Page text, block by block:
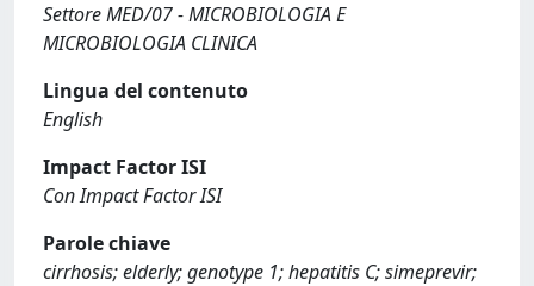
Settore MED/07 - MICROBIOLOGIA E
MICROBIOLOGIA CLINICA
Lingua del contenuto
English
Impact Factor ISI
Con Impact Factor ISI
Parole chiave
cirrhosis; elderly; genotype 1; hepatitis C; simeprevir;